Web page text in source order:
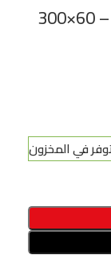
مربط نجارين اتوماتيك 12 إنش – 60×300